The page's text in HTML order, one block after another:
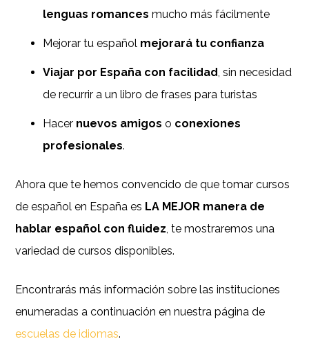
lenguas romances mucho más fácilmente
Mejorar tu español mejorará tu confianza
Viajar por España con facilidad, sin necesidad
de recurrir a un libro de frases para turistas
Hacer nuevos amigos o conexiones
profesionales.
Ahora que te hemos convencido de que tomar cursos
de español en España es LA MEJOR manera de
hablar español con fluidez, te mostraremos una
variedad de cursos disponibles.
Encontrarás más información sobre las instituciones
enumeradas a continuación en nuestra página de
escuelas de idiomas.